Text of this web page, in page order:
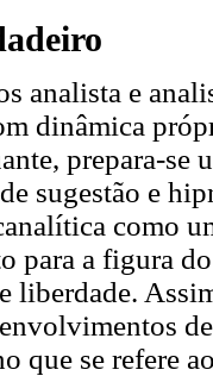
analista e
dinâmica
prepara-se
sugestão e
como
para a figura
liberdade.
que se refere